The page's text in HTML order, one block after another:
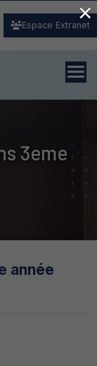
Espace Extranet
3eme
année
×